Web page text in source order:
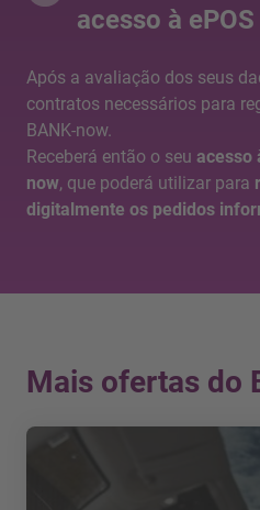
acesso à
Após a avaliação dos seus
contratos necessários para
BANK-now.
Receberá então o seu acesso
now, que poderá utilizar para
digitalmente os pedidos
Mais ofertas do